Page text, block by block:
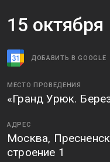
15 октября
ДОБАВИТЬ В GOOGLE
МЕСТО ПРОВЕДЕНИЯ
«Гранд Урюк.
АДРЕС
Москва,
строение 1